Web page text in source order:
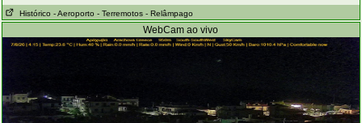
Histórico - Aeroporto - Terremotos - Relâmpago
WebCam ao vivo